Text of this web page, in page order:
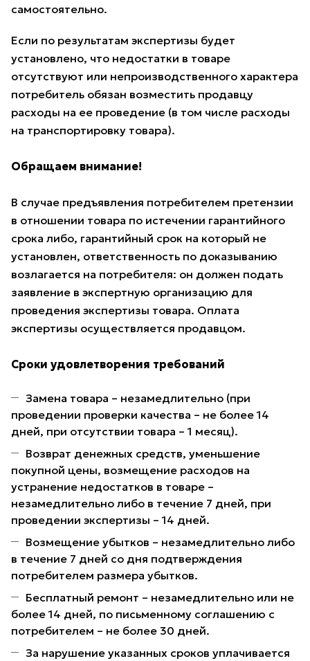
самостоятельно.
Если по результатам экспертизы будет
установлено, что недостатки в товаре
отсутствуют или непроизводственного характера
потребитель обязан возместить продавцу
расходы на ее проведение (в том числе расходы
на транспортировку товара).
Обращаем внимание!
В случае предъявления потребителем претензии
в отношении товара по истечении гарантийного
срока либо, гарантийный срок на который не
установлен, ответственность по доказыванию
возлагается на потребителя: он должен подать
заявление в экспертную организацию для
проведения экспертизы товара. Оплата
экспертизы осуществляется продавцом.
Сроки удовлетворения требований
Замена товара – незамедлительно (при
проведении проверки качества – не более 14
дней, при отсутствии товара – 1 месяц).
Возврат денежных средств, уменьшение
покупной цены, возмещение расходов на
устранение недостатков в товаре –
незамедлительно либо в течение 7 дней, при
проведении экспертизы – 14 дней.
Возмещение убытков – незамедлительно либо
в течение 7 дней со дня подтверждения
потребителем размера убытков.
Бесплатный ремонт – незамедлительно или не
более 14 дней, по письменному соглашению с
потребителем – не более 30 дней.
За нарушение указанных сроков уплачивается